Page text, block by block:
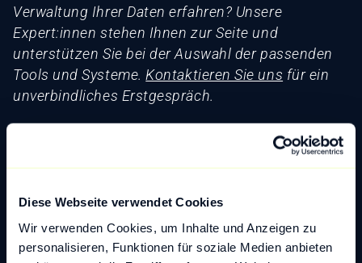
Diese Webseite verwendet Cookies
Wir verwenden Cookies, um Inhalte und Anzeigen zu
personalisieren, Funktionen für soziale Medien anbieten
Verwaltung Ihrer Daten erfahren? Unsere
Expert:innen stehen Ihnen zur Seite und
unterstützen Sie bei der Auswahl der passenden
Tools und Systeme. Kontaktieren Sie uns für ein
unverbindliches Erstgespräch.
Zurück zum Glossar
Blogartikel